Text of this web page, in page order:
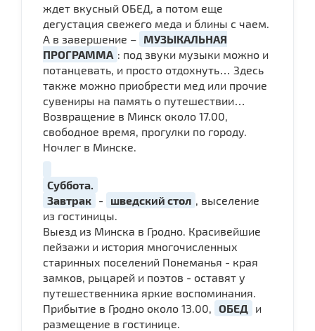
ждет вкусный ОБЕД, а потом еще
дегустация свежего меда и блины с чаем.
А в завершение – МУЗЫКАЛЬНАЯ
ПРОГРАММА : под звуки музыки можно и
потанцевать, и просто отдохнуть… Здесь
также можно приобрести мед или прочие
сувениры на память о путешествии…
Возвращение в Минск около 17.00,
свободное время, прогулки по городу.
Ночлег в Минске.
Суббота.
Завтрак - шведский стол
, выселение
из гостиницы.
Выезд из Минска в Гродно. Красивейшие
пейзажи и история многочисленных
старинных поселений Понеманья - края
замков, рыцарей и поэтов - оставят у
путешественника яркие воспоминания.
Прибытие в Гродно около 13.00,
ОБЕД
и
размещение в гостинице.